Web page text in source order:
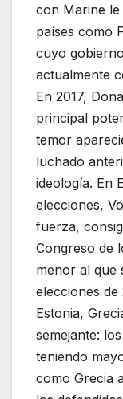
con Marine
países como
cuyo
actualmente
En 2017,
principal
temor
luchado
ideología. En
elecciones,
fuerza,
Congreso de
menor al que
elecciones de
Estonia,
semejante:
teniendo
como Grecia